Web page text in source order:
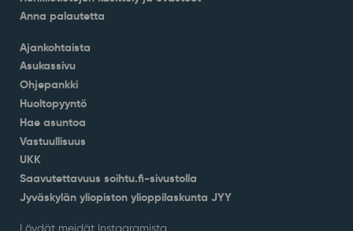
Anna palautetta
Ajankohtaista
Asukassivu
Ohjepankki
Huoltopyyntö
Hae asuntoa
Vastuullisuus
UKK
Saavutettavuus soihtu.fi-sivustolla
Jyväskylän yliopiston ylioppilaskunta JYY
Löydät meidät Instagramista